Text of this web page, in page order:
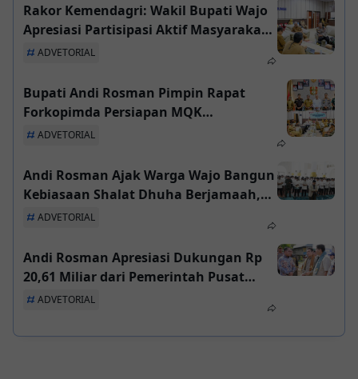
Rakor Kemendagri: Wakil Bupati Wajo
Apresiasi Partisipasi Aktif Masyarakat
dalam Stabilitas Daerah
ADVETORIAL
Bupati Andi Rosman Pimpin Rapat
Forkopimda Persiapan MQK
Internasional 2025 di Wajo
ADVETORIAL
Andi Rosman Ajak Warga Wajo Bangun
Kebiasaan Shalat Dhuha Berjamaah,
Doa untuk Kedamaian dan Kemajuan
ADVETORIAL
Andi Rosman Apresiasi Dukungan Rp
20,61 Miliar dari Pemerintah Pusat
untuk Program Perumahan di Wajo
ADVETORIAL